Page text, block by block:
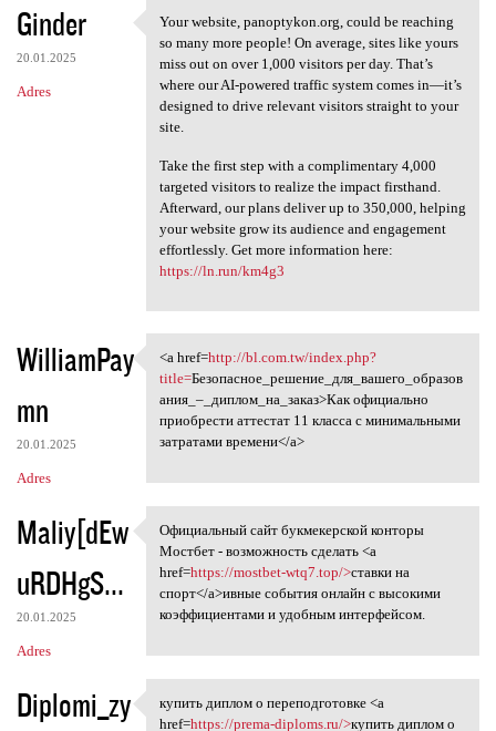
Ginder
20.01.2025
Adres
Your website, panoptykon.org,
Your website, panoptykon.org, could be reaching
so many more people! On average, sites like yours
miss out on over 1,000 visitors per day. That’s
where our AI-powered traffic system comes in—it’s
designed to drive relevant visitors straight to your
site.
Take the first step with a complimentary 4,000
targeted visitors to realize the impact firsthand.
Afterward, our plans deliver up to 350,000, helping
your website grow its audience and engagement
effortlessly. Get more information here:
https://ln.run/km4g3
WilliamPay
mn
20.01.2025
Adres
<a href=http://bl.com.tw
<a href=http://bl.com.tw/index.php?
title=Безопасное_решение_для_вашего_образов
ания_–_диплом_на_заказ>Как официально
приобрести аттестат 11 класса с минимальными
затратами времени</a>
Maliy[dEw
uRDHgS...
20.01.2025
Adres
Официальный сайт букмекерской
Официальный сайт букмекерской конторы
Мостбет - возможность сделать <a
href=https://mostbet-wtq7.top/>ставки на
спорт</a>ивные события онлайн с высокими
коэффициентами и удобным интерфейсом.
Diplomi_zy купить диплом о
купить диплом о переподготовке <a
href=https://prema-diploms.ru/>купить диплом о